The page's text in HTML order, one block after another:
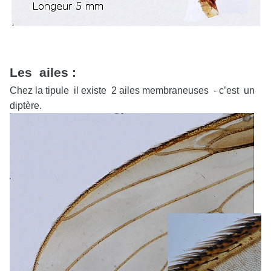
Les ailes :
Chez la tipule il existe 2 ailes membraneuses - c’est un
diptère.